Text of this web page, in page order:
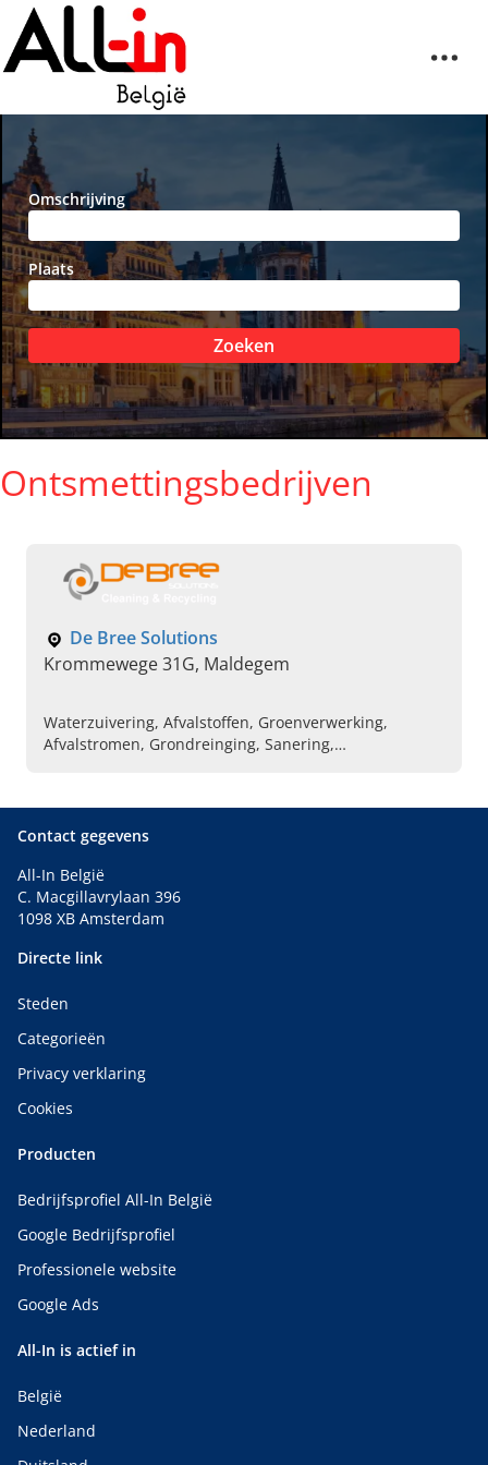
Omschrijving
Plaats
Zoeken
Ontsmettingsbedrijven
De Bree Solutions
Krommewege 31G, Maldegem
Waterzuivering, Afvalstoffen, Groenverwerking,
Afvalstromen, Grondreinging, Sanering,
Contact gegevens
All-In België
C. Macgillavrylaan 396
1098 XB Amsterdam
Directe link
Steden
Categorieën
Privacy verklaring
Cookies
Producten
Bedrijfsprofiel All-In België
Google Bedrijfsprofiel
Professionele website
Google Ads
All-In is actief in
België
Nederland